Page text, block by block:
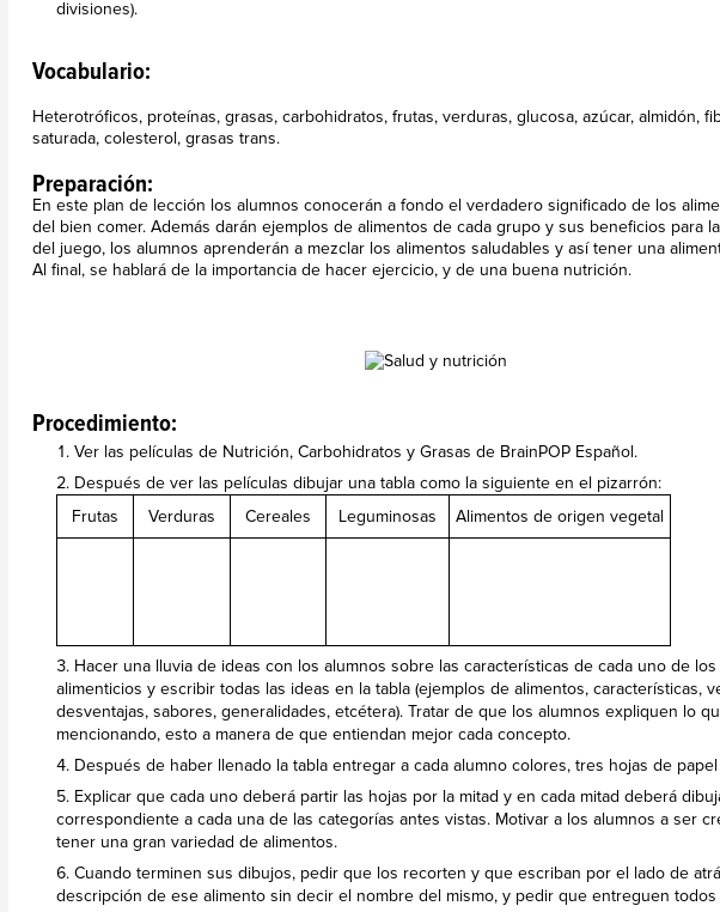
divisiones).
Vocabulario:
Heterotróficos, proteínas, grasas, carbohidratos, frutas, verduras, glucosa, azúcar, almidón,
saturada, colesterol, grasas trans.
Preparación:
En este plan de lección los alumnos conocerán a fondo el verdadero significado de los
del bien comer. Además darán ejemplos de alimentos de cada grupo y sus beneficios para
del juego, los alumnos aprenderán a mezclar los alimentos saludables y así tener una
Al final, se hablará de la importancia de hacer ejercicio, y de una buena nutrición.
Procedimiento:
Ver las películas de Nutrición, Carbohidratos y Grasas de BrainPOP Español.
Después de ver las películas dibujar una tabla como la siguiente en el pizarrón:
Frutas
Verduras Cereales Leguminosas Alimentos de origen vegetal
Hacer una lluvia de ideas con los alumnos sobre las características de cada uno de
alimenticios y escribir todas las ideas en la tabla (ejemplos de alimentos, características,
desventajas, sabores, generalidades, etcétera). Tratar de que los alumnos expliquen lo
mencionando, esto a manera de que entiendan mejor cada concepto.
Después de haber llenado la tabla entregar a cada alumno colores, tres hojas de
Explicar que cada uno deberá partir las hojas por la mitad y en cada mitad deberá
correspondiente a cada una de las categorías antes vistas. Motivar a los alumnos a ser
tener una gran variedad de alimentos.
Cuando terminen sus dibujos, pedir que los recorten y que escriban por el lado de
descripción de ese alimento sin decir el nombre del mismo, y pedir que entreguen